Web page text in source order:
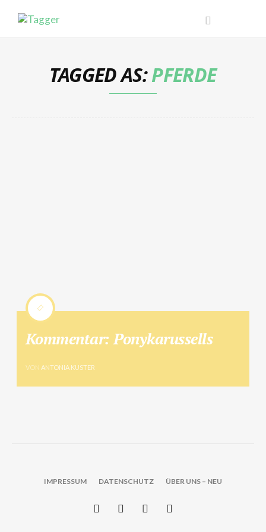
TAGGED AS:PFERDE
Kommentar: Ponykarussells
VON ANTONIA KUSTER
IMPRESSUM DATENSCHUTZ ÜBER UNS – NEU